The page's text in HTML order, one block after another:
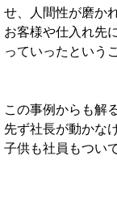
せ、人間性が磨か
お客様や仕入れ先
っていったという
この事例からも解
先ず社長が動かな
子供も社員もつい